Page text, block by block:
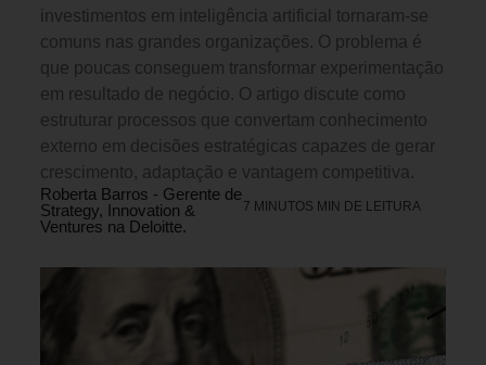
investimentos em inteligência artificial tornaram-se
comuns nas grandes organizações. O problema é
que poucas conseguem transformar experimentação
em resultado de negócio. O artigo discute como
estruturar processos que convertam conhecimento
externo em decisões estratégicas capazes de gerar
crescimento, adaptação e vantagem competitiva.
Roberta Barros - Gerente de
Strategy, Innovation &
Ventures na Deloitte.
7 MINUTOS MIN DE LEITURA